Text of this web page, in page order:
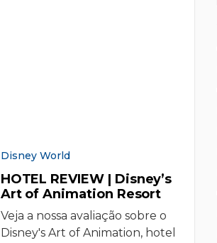
Disney World
HOTEL REVIEW | Disney’s
Art of Animation Resort
Veja a nossa avaliação sobre o
Disney's Art of Animation, hotel